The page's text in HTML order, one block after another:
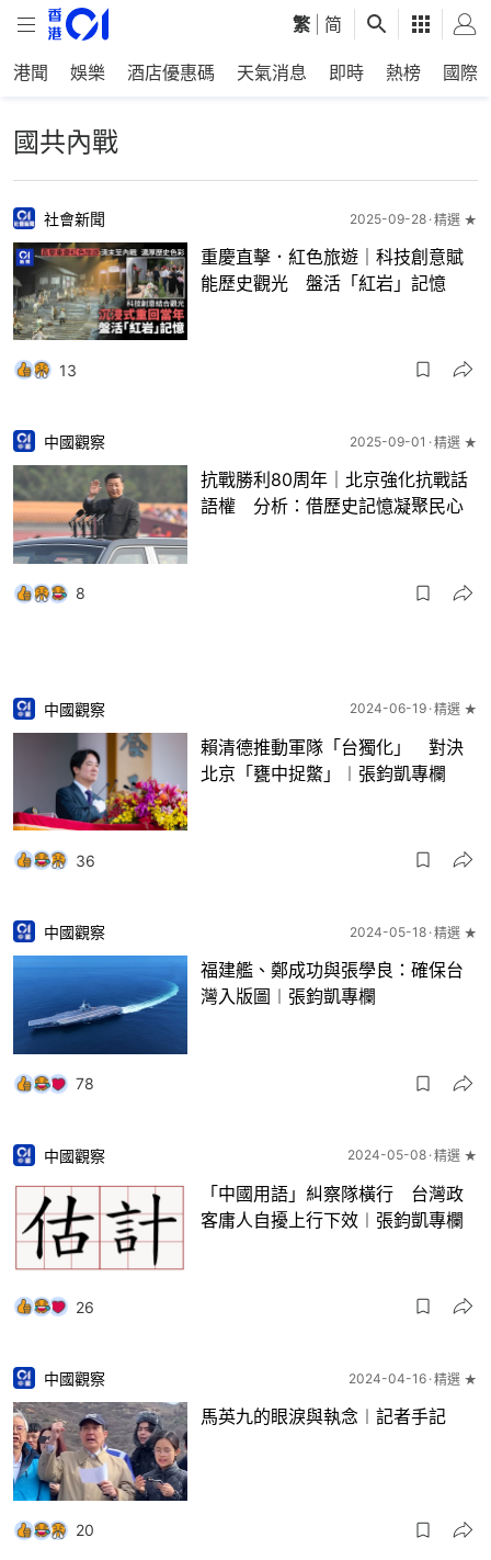
繁 简
港聞 娛樂 酒店優惠碼 天氣消息 即時 熱榜 國際
國共內戰
社會新聞 2025-09-28 精選 ★
重慶直擊．紅色旅遊｜科技創意賦
能歷史觀光 盤活「紅岩」記憶
13
中國觀察 2025-09-01 精選 ★
抗戰勝利80周年｜北京強化抗戰話
語權 分析：借歷史記憶凝聚民心
8
中國觀察 2024-06-19 精選 ★
賴清德推動軍隊「台獨化」 對決
北京「甕中捉鱉」︱張鈞凱專欄
36
中國觀察 2024-05-18 精選 ★
福建艦、鄭成功與張學良：確保台
灣入版圖︱張鈞凱專欄
78
中國觀察 2024-05-08 精選 ★
「中國用語」糾察隊橫行 台灣政
客庸人自擾上行下效︱張鈞凱專欄
26
中國觀察 2024-04-16 精選 ★
馬英九的眼淚與執念︱記者手記
20